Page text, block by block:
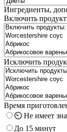
Ингредиенты,
Включить
Исключить
Время
⏲️ Не имеет
До 15 минут